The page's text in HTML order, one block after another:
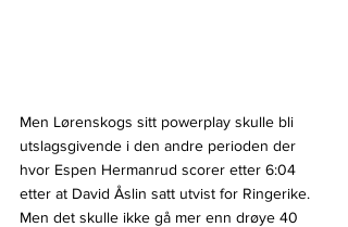
Men Lørenskogs sitt powerplay skulle bli
utslagsgivende i den andre perioden der
hvor Espen Hermanrud scorer etter 6:04
etter at David Åslin satt utvist for Ringerike.
Men det skulle ikke gå mer enn drøye 40